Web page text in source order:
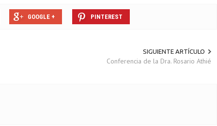
GOOGLE + PINTEREST
SIGUIENTE ARTÍCULO
Conferencia de la Dra. Rosario Athié